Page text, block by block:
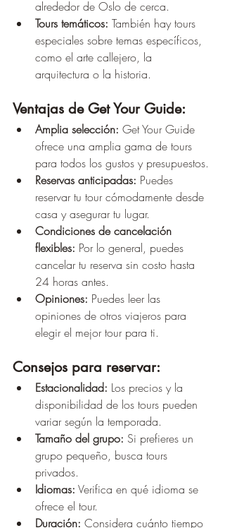
alrededor de Oslo de cerca.
Tours temáticos: También hay tours
especiales sobre temas específicos,
como el arte callejero, la
arquitectura o la historia.
Ventajas de Get Your Guide:
Amplia selección: Get Your Guide
ofrece una amplia gama de tours
para todos los gustos y presupuestos.
Reservas anticipadas: Puedes
reservar tu tour cómodamente desde
casa y asegurar tu lugar.
Condiciones de cancelación
flexibles: Por lo general, puedes
cancelar tu reserva sin costo hasta
24 horas antes.
Opiniones: Puedes leer las
opiniones de otros viajeros para
elegir el mejor tour para ti.
Consejos para reservar:
Estacionalidad: Los precios y la
disponibilidad de los tours pueden
variar según la temporada.
Tamaño del grupo: Si prefieres un
grupo pequeño, busca tours
privados.
Idiomas: Verifica en qué idioma se
ofrece el tour.
Duración: Considera cuánto tiempo